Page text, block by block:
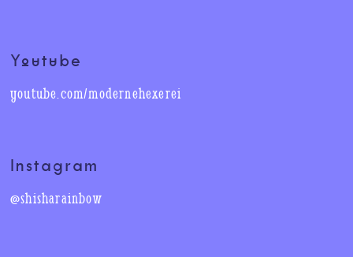
Youtube
youtube.com/modernehexerei
Instagram
@shisharainbow